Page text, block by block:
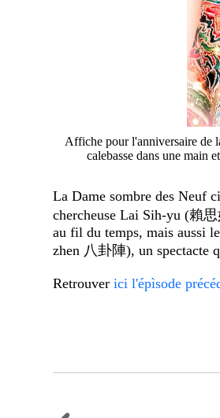
Affiche pour l'anniversaire de
calebasse dans une main
La Dame sombre des Neuf
chercheuse Lai Sih-yu (賴
au fil du temps, mais aussi
zhen 八卦陣), un spectacte
Retrouverici l'épìsode